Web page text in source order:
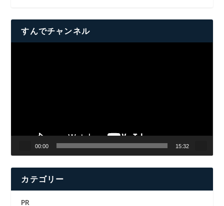
すんでチャンネル
00:00 15:32
カテゴリー
PR